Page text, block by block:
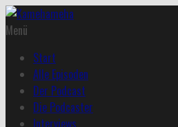
Menü
Start
Alle Episoden
Der Podcast
Die Podcaster
Interviews